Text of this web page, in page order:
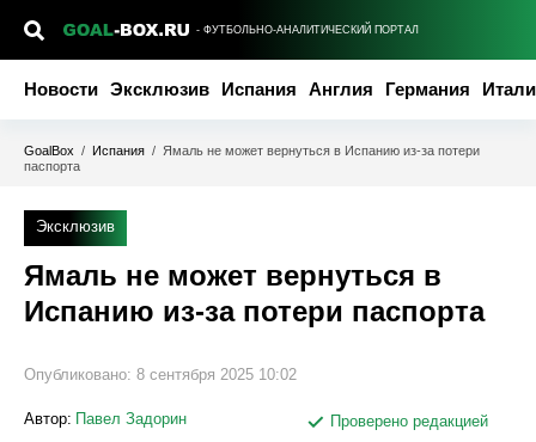
- ФУТБОЛЬНО-АНАЛИТИЧЕСКИЙ ПОРТАЛ
Новости Эксклюзив Испания Англия Германия
GoalBox / Испания / Ямаль не может вернуться в Испанию из-за потери
паспорта
Эксклюзив
Ямаль не может вернуться в
Испанию из-за потери паспорта
Опубликовано: 8 сентября 2025 10:02
Автор: Павел Задорин Проверено редакцией